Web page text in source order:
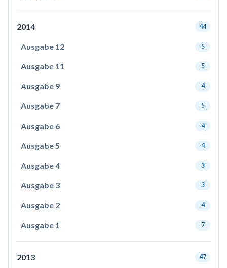
2014 44
Ausgabe 12 5
Ausgabe 11 5
Ausgabe 9 4
Ausgabe 7 5
Ausgabe 6 4
Ausgabe 5 4
Ausgabe 4 3
Ausgabe 3 3
Ausgabe 2 4
Ausgabe 1 7
2013 47